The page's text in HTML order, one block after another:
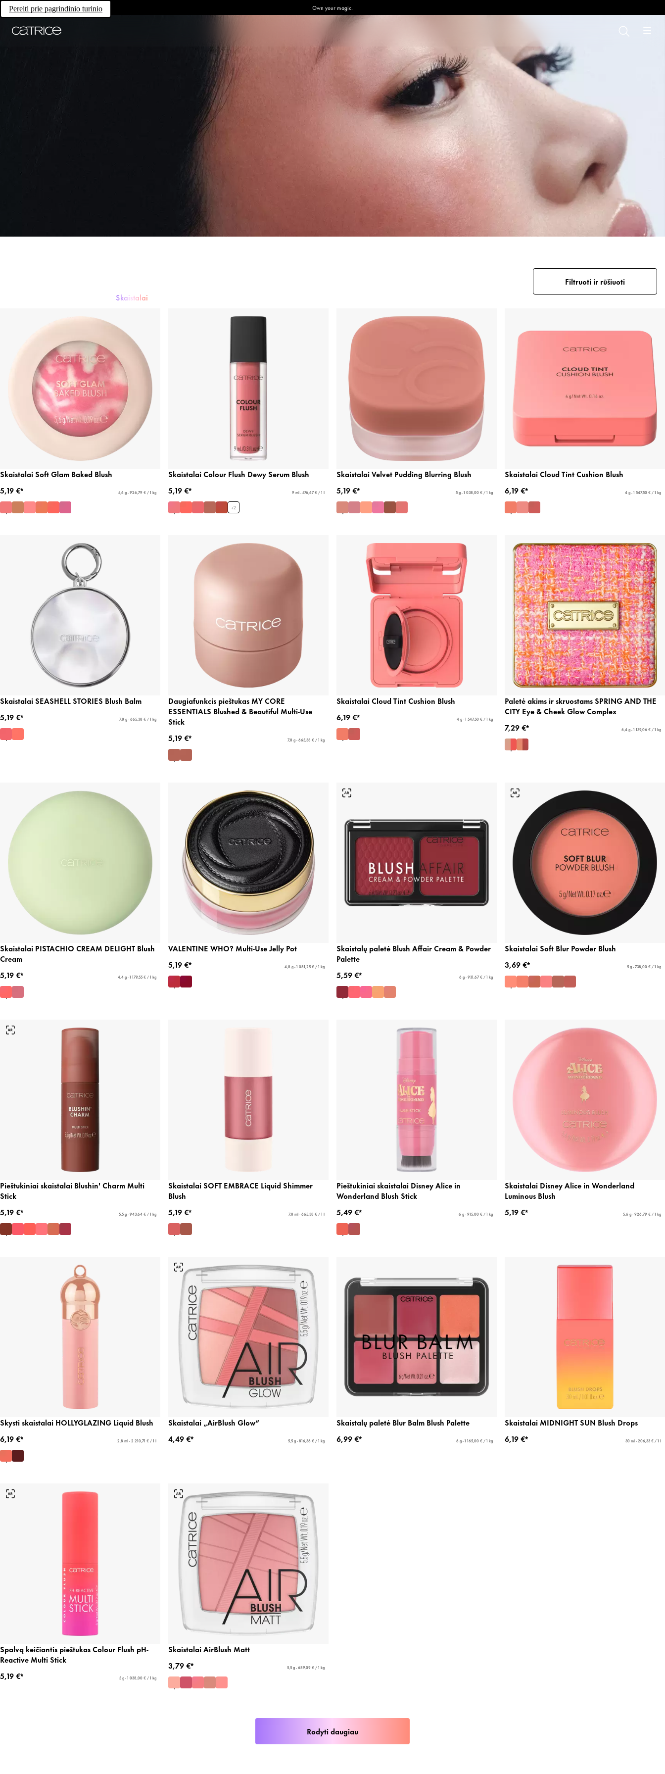
Pereiti prie pagrindinio turinio Own your magic.
Skaistalai Švytėjimo priemonė Highlighter
Filtruoti ir rūšiuoti
Skaistalai Soft Glam Baked Blush
5,19 €*
5,6 g - 926,79 € / 1 kg
Skaistalai Colour Flush Dewy Serum Blush
5,19 €*
9 ml - 576,67 € / 1 l
+2
Skaistalai Velvet Pudding Blurring Blush
5,19 €*
5 g - 1 038,00 € / 1 kg
Skaistalai Cloud Tint Cushion Blush
6,19 €*
4 g - 1 547,50 € / 1 kg
Skaistalai SEASHELL STORIES Blush Balm
5,19 €*
7,8 g - 665,38 € / 1 kg
Daugiafunkcis pieštukas MY CORE
ESSENTIALS Blushed & Beautiful Multi-Use
Stick
5,19 €*
7,8 g - 665,38 € / 1 kg
Skaistalai Cloud Tint Cushion Blush
6,19 €*
4 g - 1 547,50 € / 1 kg
Paletė akims ir skruostams SPRING AND THE
CITY Eye & Cheek Glow Complex
7,29 €*
6,4 g - 1 139,06 € / 1 kg
Skaistalai PISTACHIO CREAM DELIGHT Blush
Cream
5,19 €*
4,4 g - 1 179,55 € / 1 kg
VALENTINE WHO? Multi-Use Jelly Pot
5,19 €*
4,8 g - 1 081,25 € / 1 kg
Skaistalų paletė Blush Affair Cream & Powder
Palette
5,59 €*
6 g - 931,67 € / 1 kg
Skaistalai Soft Blur Powder Blush
3,69 €*
5 g - 738,00 € / 1 kg
Pieštukiniai skaistalai Blushin' Charm Multi
Stick
5,19 €*
5,5 g - 943,64 € / 1 kg
Skaistalai SOFT EMBRACE Liquid Shimmer
Blush
5,19 €*
7,8 ml - 665,38 € / 1 l
Pieštukiniai skaistalai Disney Alice in
Wonderland Blush Stick
5,49 €*
6 g - 915,00 € / 1 kg
Skaistalai Disney Alice in Wonderland
Luminous Blush
5,19 €*
5,6 g - 926,79 € / 1 kg
Skysti skaistalai HOLLYGLAZING Liquid Blush
6,19 €*
2,8 ml - 2 210,71 € / 1 l
Skaistalai „AirBlush Glow“
4,49 €*
5,5 g - 816,36 € / 1 kg
Skaistalų paletė Blur Balm Blush Palette
6,99 €*
6 g - 1 165,00 € / 1 kg
Skaistalai MIDNIGHT SUN Blush Drops
6,19 €*
30 ml - 206,33 € / 1 l
Spalvą keičiantis pieštukas Colour Flush pH-
Reactive Multi Stick
5,19 €*
5 g - 1 038,00 € / 1 kg
Skaistalai AirBlush Matt
3,79 €*
5,5 g - 689,09 € / 1 kg
Rodyti daugiau